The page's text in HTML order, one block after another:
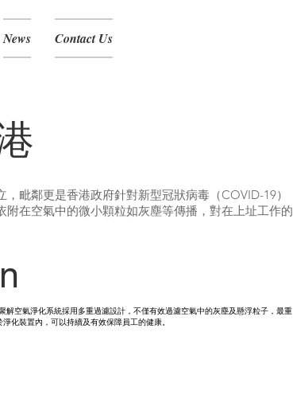
News Contact Us
毗鄰更是香港政府針對新型冠狀病毒（COVID-19）
在空氣中的微小顆粒如灰塵等傳播，對在上址工作的
空氣淨化系統採用多重過濾設計，不僅有效過濾空氣中的灰塵及懸浮粒子，最重
化裝置內，可以持續及有效保障員工的健康。